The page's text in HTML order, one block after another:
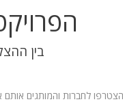
בין
הצטרפו לחברות והמותגים אותם